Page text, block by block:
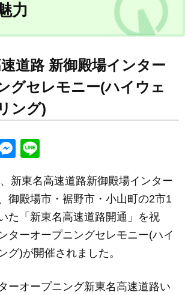
力
道路 新御殿場インター
グセレモニー(ハイウェ
ング)
E
M
ss
e
n
g
er
e
新東名高速道路新御殿場インター
御殿場市・裾野市・小山町の2市1
た「新東名高速道路開通」を祝
ターオープニングセレモニー(ハイ
グ)が開催されました。
ーオープニング新東名高速道路い